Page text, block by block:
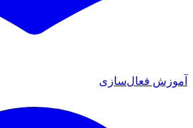
آموزش فعال‌سازی